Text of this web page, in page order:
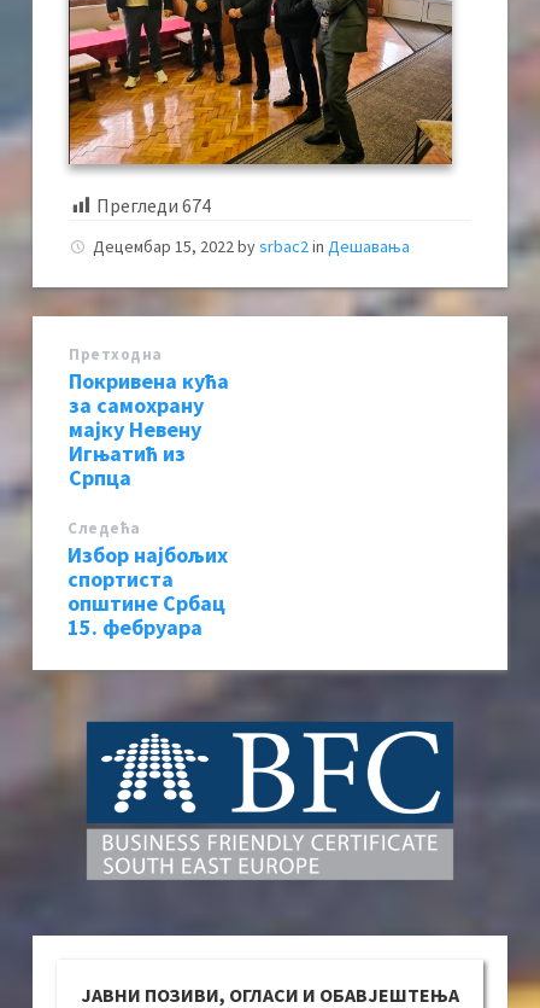
Прегледи 674
Децембар 15, 2022bysrbac2in Дешавања
Претходна
Покривена кућа
за самохрану
мајку Невену
Игњатић из
Српца
Следећa
Избор најбољих
спортиста
општине Србац
15. фебруара
ЈАВНИ ПОЗИВИ, ОГЛАСИ И ОБАВЈЕШТЕЊА